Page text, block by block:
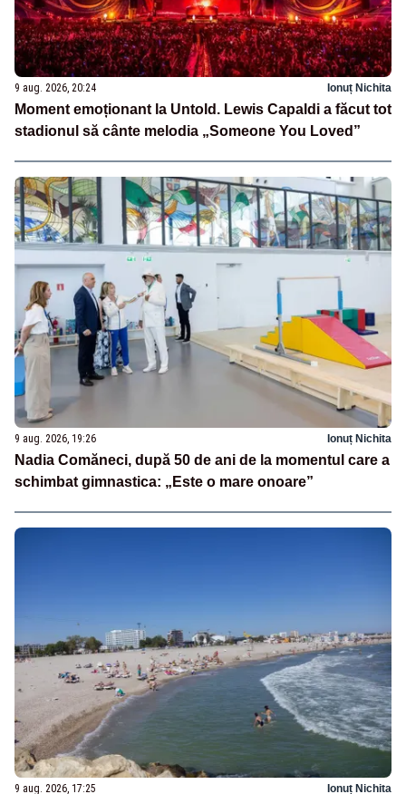
9 aug. 2026, 20:24 Ionuț Nichita
Moment emoționant la Untold. Lewis Capaldi a făcut tot
stadionul să cânte melodia „Someone You Loved”
9 aug. 2026, 19:26 Ionuț Nichita
Nadia Comăneci, după 50 de ani de la momentul care a
schimbat gimnastica: „Este o mare onoare”
9 aug. 2026, 17:25 Ionuț Nichita